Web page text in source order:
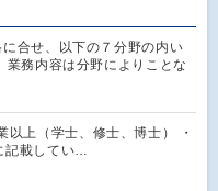
合せ、以下の７分野の内い
務内容は分野によりことな
以上（学士、修士、博士） ・
記載してい…